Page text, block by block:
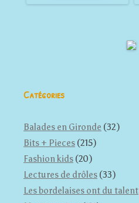
Catégories
Balades en Gironde (32)
Bits + Pieces (215)
Fashion kids (20)
Lectures de drôles (33)
Les bordelaises ont du talent